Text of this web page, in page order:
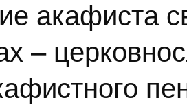
акафиста
–